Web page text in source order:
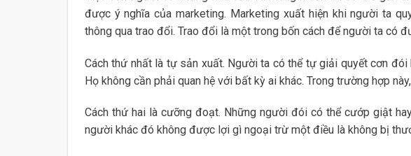
được ý nghĩa của marketing. Marketing xuất hiện khi người ta
thông qua trao đổi. Trao đổi là một trong bốn cách để người ta có
Cách thứ nhất là tự sản xuất. Người ta có thể tự giải quyết cơn đói
Họ không cần phải quan hệ với bất kỳ ai khác. Trong trường hợp
Cách thứ hai là cưỡng đoạt. Những người đói có thể cướp giật
người khác đó không được lợi gì ngoại trừ một điều là không bị